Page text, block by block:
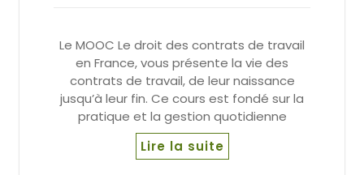
Le MOOC Le droit des contrats de travail
en France, vous présente la vie des
contrats de travail, de leur naissance
jusqu’à leur fin. Ce cours est fondé sur la
pratique et la gestion quotidienne
Lire la suite